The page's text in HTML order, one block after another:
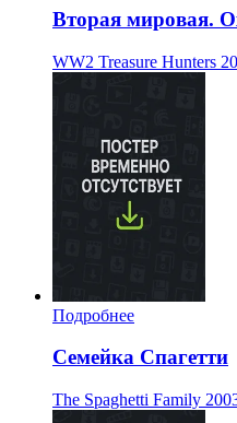
Вторая мировая.
WW2 Treasure Hunters
Подробнее
Семейка Спагетти
The Spaghetti Family